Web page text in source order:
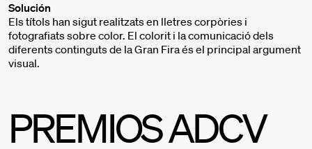
Solución
Els títols han sigut realitzats en lletres corpòries i
fotografiats sobre color. El colorit i la comunicació dels
diferents continguts de la Gran Fira és el principal argument
visual.
PREMIOS ADCV